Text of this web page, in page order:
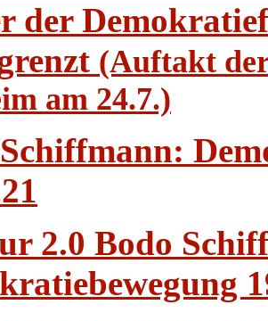
der
(Auftakt
am 24.7.)
2.0 Bodo